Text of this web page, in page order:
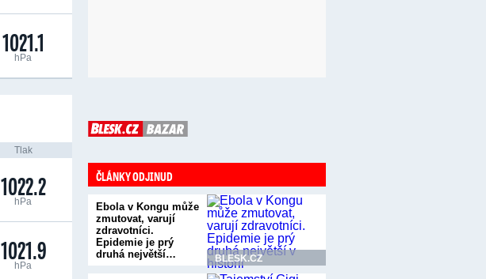
1021.1
hPa
Tlak
1022.2
hPa
1021.9
hPa
ČLÁNKY ODJINUD
Ebola v Kongu může
zmutovat, varují
zdravotníci.
Epidemie je prý
druhá největší…
BLESK.CZ